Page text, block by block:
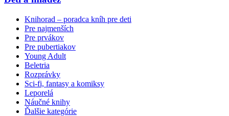
Knihorad – poradca kníh pre deti
Pre najmenších
Pre prvákov
Pre pubertiakov
Young Adult
Beletria
Rozprávky
Sci-fi, fantasy a komiksy
Leporelá
Náučné knihy
Ďalšie kategórie